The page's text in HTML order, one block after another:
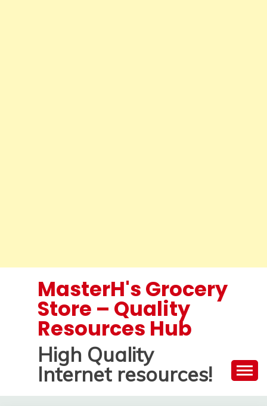
MasterH's Grocery
Store – Quality
Resources Hub
High Quality
Internet resources!